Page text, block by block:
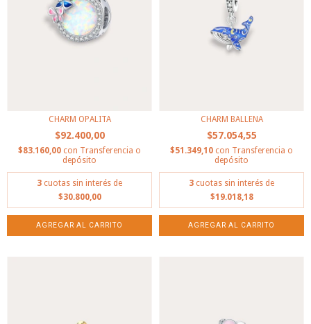
CHARM OPALITA
$92.400,00
$83.160,00 con Transferencia o
depósito
3 cuotas sin interés de
$30.800,00
CHARM BALLENA
$57.054,55
$51.349,10 con Transferencia o
depósito
3 cuotas sin interés de
$19.018,18